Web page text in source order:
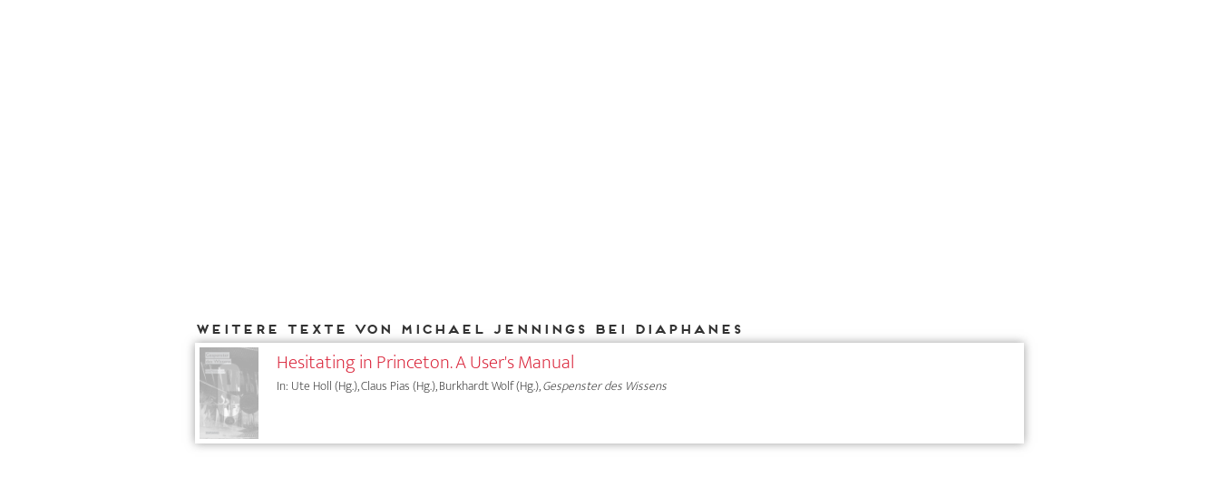
Weitere Texte von Michael Jennings bei DIAPHANES
Hesitating in Princeton. A User's Manual
In: Ute Holl (Hg.), Claus Pias (Hg.), Burkhardt Wolf (Hg.),Gespenster des Wissens